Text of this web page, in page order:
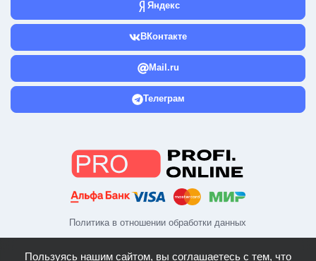
Политика в отношении обработки данных
Яндекс
ВКонтакте
Mail.ru
Телеграм
Пользуясь нашим сайтом, вы соглашаетесь с тем, что